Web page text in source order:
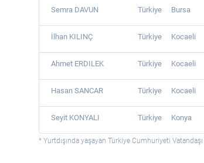
Semra DAVUN Türkiye Bursa
İlhan KILINÇ Türkiye Kocaeli
Ahmet ERDILEK Türkiye Kocaeli
Hasan SANCAR Türkiye Kocaeli
Seyit KONYALI Türkiye Konya
* Yurtdışında yaşayan Türkiye Cumhuriyeti